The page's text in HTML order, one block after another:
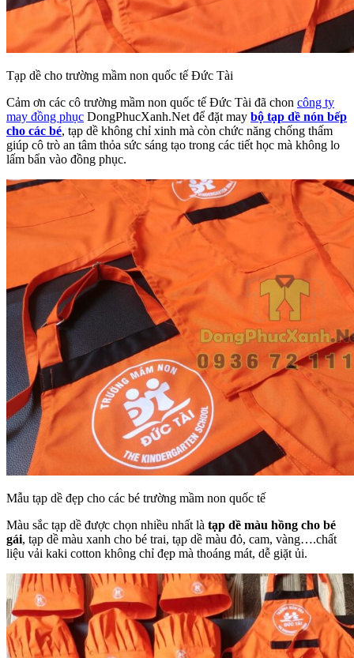
Tạp dề cho trường mầm non quốc tế Đức Tài
Cảm ơn các cô trường mầm non quốc tế Đức Tài đã chon công ty
may đồng phục DongPhucXanh.Net để đặt may bộ tạp dề nón bếp
cho các bé, tạp dề không chỉ xinh mà còn chức năng chống thấm
giúp cô trò an tâm thỏa sức sáng tạo trong các tiết học mà không lo
lấm bẩn vào đồng phục.
Mẫu tạp dề đẹp cho các bé trường mầm non quốc tế
Màu sắc tạp dề được chọn nhiều nhất là tạp dề màu hồng cho bé
gái, tạp dề màu xanh cho bé trai, tạp dề màu đỏ, cam, vàng….chất
liệu vải kaki cotton không chỉ đẹp mà thoáng mát, dễ giặt ủi.